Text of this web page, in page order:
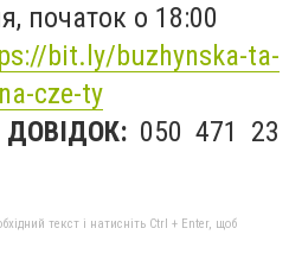
початок о 18:00
bit.ly/buzhynska-ta-
cze-ty
050 471 23
текст і натисніть Ctrl + Enter, щоб